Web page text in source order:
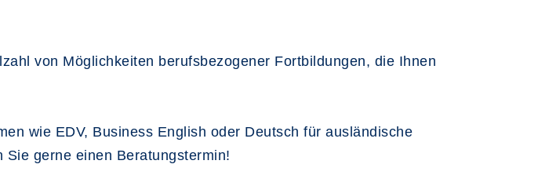
von Möglichkeiten berufsbezogener Fortbildungen, die Ihnen
wie EDV, Business English oder Deutsch für ausländische
Sie gerne einen Beratungstermin!